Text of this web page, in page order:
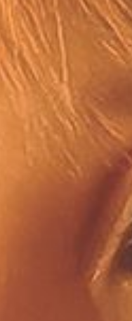
Onderwijs
ECI Cultuurcafé
Over ons